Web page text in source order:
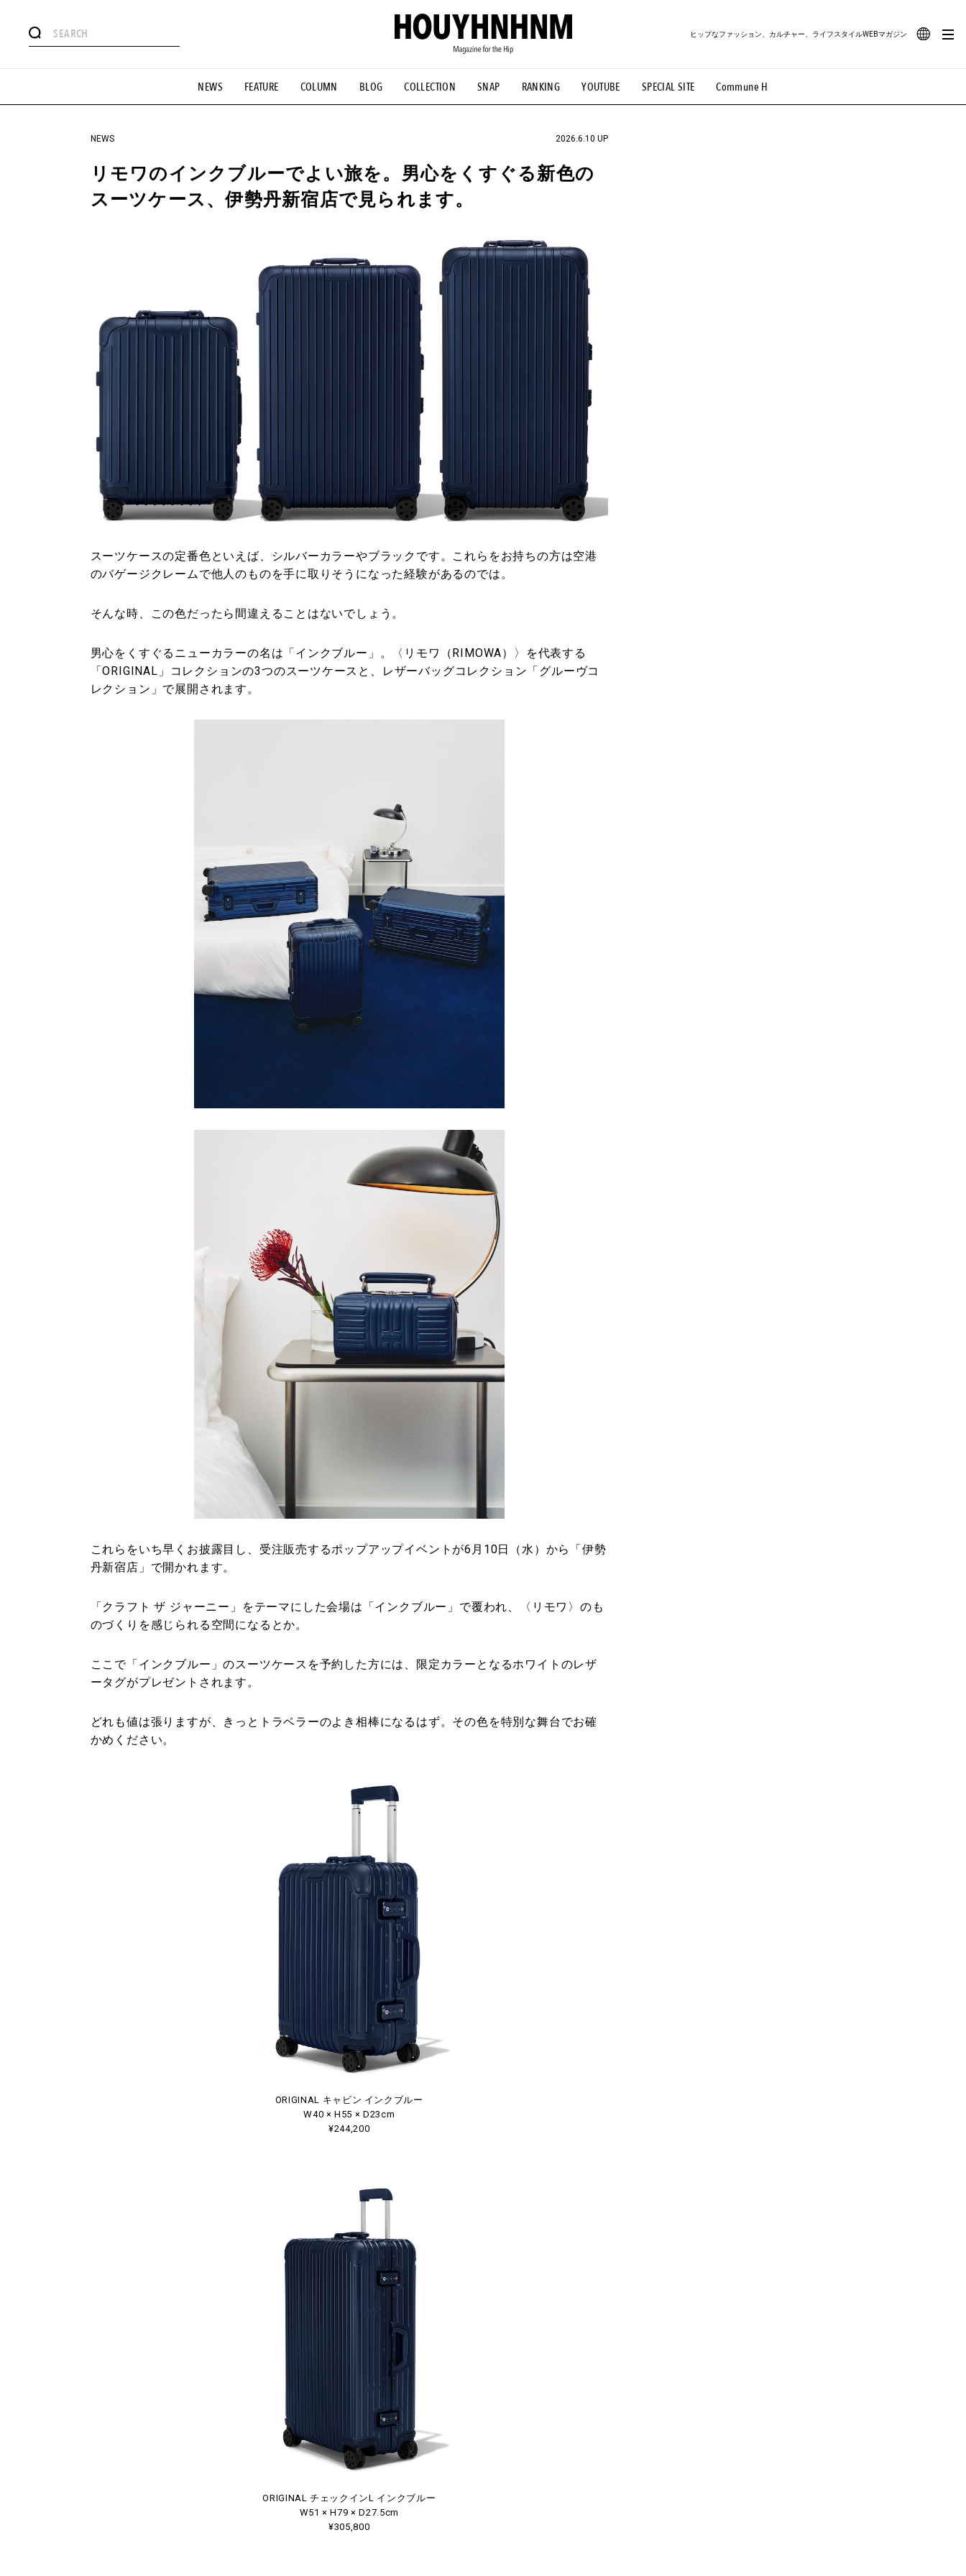
NEWS FEATURE COLUMN BLOG COLLECTION SNAP RANKING YOUTUBE SPECIAL SITE Commune H
ヒップなファッション、カルチャー、ライフスタイルWEBマガジン
#憧れの逸品 #ESSENTIAL DESIGNS #古着サミット #NEW VINTAGE #マイナーグッド図鑑 #路地裏てぃーん。 #MONTHLY JOURNAL
#GH 銘品の所以 #フイナムのYouTube #Commune H #FOCUS IT #AH.H #ととけん #FASHION #MUSIC #MOVIE #LIFESTYLE #SNEAKER #OUTDOOR
#HANDSOME HANDBOOK
NEWS 2026.6.10 UP
リモワのインクブルーでよい旅を。男心をくすぐる新色の
スーツケース、伊勢丹新宿店で見られます。
スーツケースの定番色といえば、シルバーカラーやブラックです。これらをお持ちの方は空港
のバゲージクレームで他人のものを手に取りそうになった経験があるのでは。
そんな時、この色だったら間違えることはないでしょう。
男心をくすぐるニューカラーの名は「インクブルー」。〈リモワ（RIMOWA）〉を代表する
「ORIGINAL」コレクションの3つのスーツケースと、レザーバッグコレクション「グルーヴコ
レクション」で展開されます。
これらをいち早くお披露目し、受注販売するポップアップイベントが6月10日（水）から「伊勢
丹新宿店」で開かれます。
「クラフト ザ ジャーニー」をテーマにした会場は「インクブルー」で覆われ、〈リモワ〉のも
のづくりを感じられる空間になるとか。
ここで「インクブルー」のスーツケースを予約した方には、限定カラーとなるホワイトのレザ
ータグがプレゼントされます。
どれも値は張りますが、きっとトラベラーのよき相棒になるはず。その色を特別な舞台でお確
かめください。
ORIGINAL キャビン インクブルー
W40 × H55 × D23cm
¥244,200
ORIGINAL チェックインL インクブルー
W51 × H79 × D27.5cm
¥305,800